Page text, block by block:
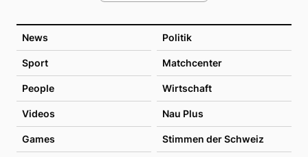
News Politik
Sport Matchcenter
People Wirtschaft
Videos Nau Plus
Games Stimmen der Schweiz